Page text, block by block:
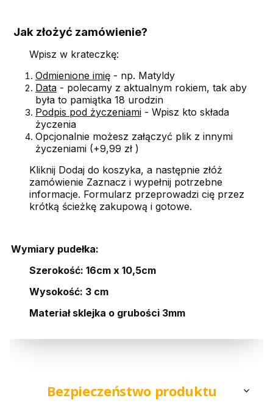
Jak złożyć zamówienie?
Wpisz w krateczkę:
Odmienione imię - np. Matyldy
Data - polecamy z aktualnym rokiem, tak aby
była to pamiątka 18 urodzin
Podpis pod życzeniami - Wpisz kto składa
życzenia
Opcjonalnie możesz załączyć plik z innymi
życzeniami (+9,99 zł )
Kliknij Dodaj do koszyka, a następnie złóż
zamówienie Zaznacz i wypełnij potrzebne
informacje. Formularz przeprowadzi cię przez
krótką ścieżkę zakupową i gotowe.
Wymiary pudełka:
Szerokość: 16cm x 10,5cm
Wysokość: 3 cm
Materiał sklejka o grubości 3mm
Bezpieczeństwo produktu